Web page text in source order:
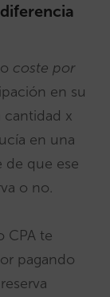
coste por
en su
cantidad x
en una
de que ese
o no.
CPA te
pagando